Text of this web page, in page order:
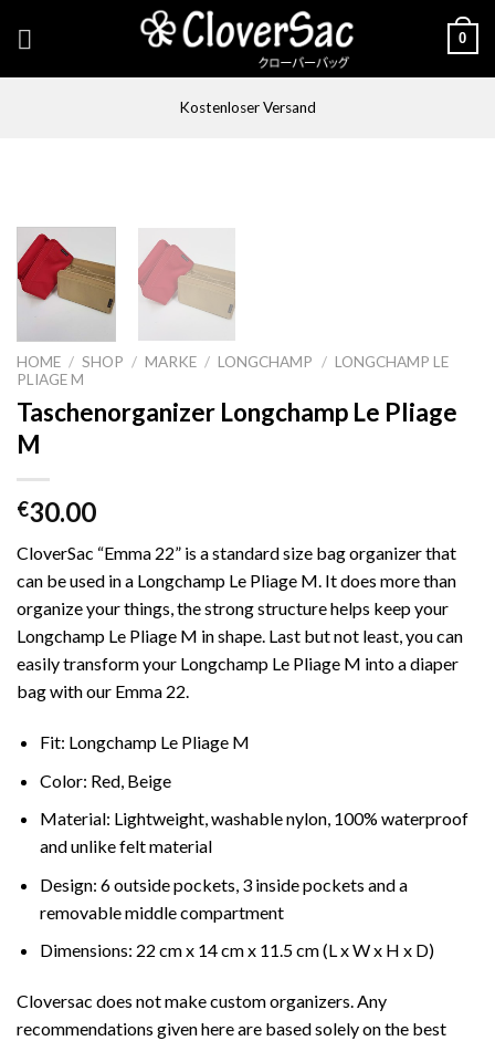
0
Kostenloser Versand
HOME / SHOP / MARKE / LONGCHAMP / LONGCHAMP LE
PLIAGE M
Taschenorganizer Longchamp Le Pliage
M
€30.00
CloverSac “Emma 22” is a standard size bag organizer that
can be used in a Longchamp Le Pliage M. It does more than
organize your things, the strong structure helps keep your
Longchamp Le Pliage M in shape. Last but not least, you can
easily transform your Longchamp Le Pliage M into a diaper
bag with our Emma 22.
Fit: Longchamp Le Pliage M
Color: Red, Beige
Material: Lightweight, washable nylon, 100% waterproof
and unlike felt material
Design: 6 outside pockets, 3 inside pockets and a
removable middle compartment
Dimensions: 22 cm x 14 cm x 11.5 cm (L x W x H x D)
Cloversac does not make custom organizers. Any
recommendations given here are based solely on the best